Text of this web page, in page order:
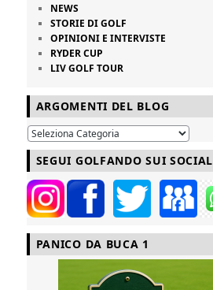
NEWS
STORIE DI GOLF
OPINIONI E INTERVISTE
RYDER CUP
LIV GOLF TOUR
ARGOMENTI DEL BLOG
SEGUI GOLFANDO SUI SOCIAL
PANICO DA BUCA 1